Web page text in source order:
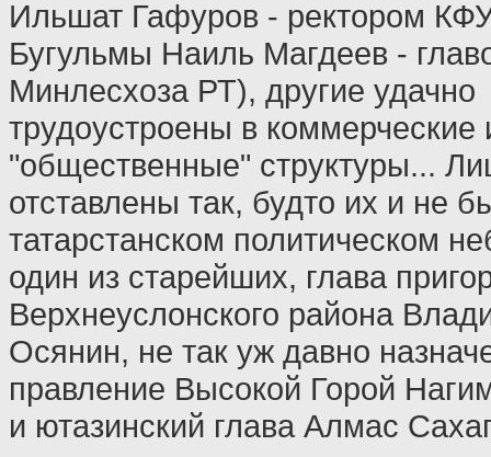
Ильшат Гафуров - ректором
Бугульмы Наиль Магдеев -
Минлесхоза РТ), другие удачно
трудоустроены в коммерческие
"общественные" структуры...
отставлены так, будто их и не
татарстанском политическом
один из старейших, глава
Верхнеуслонского района
Осянин, не так уж давно
правление Высокой Горой
и ютазинский глава Алмас